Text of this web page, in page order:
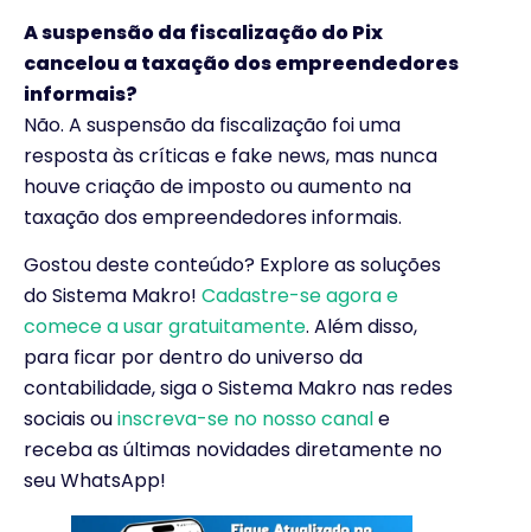
A suspensão da fiscalização do Pix
cancelou a taxação dos empreendedores
informais?
Não. A suspensão da fiscalização foi uma
resposta às críticas e fake news, mas nunca
houve criação de imposto ou aumento na
taxação dos empreendedores informais.
Gostou deste conteúdo? Explore as soluções
do Sistema Makro! Cadastre-se agora e
comece a usar gratuitamente. Além disso,
para ficar por dentro do universo da
contabilidade, siga o Sistema Makro nas redes
sociais ouinscreva-se no nosso canale
receba as últimas novidades diretamente no
seu WhatsApp!